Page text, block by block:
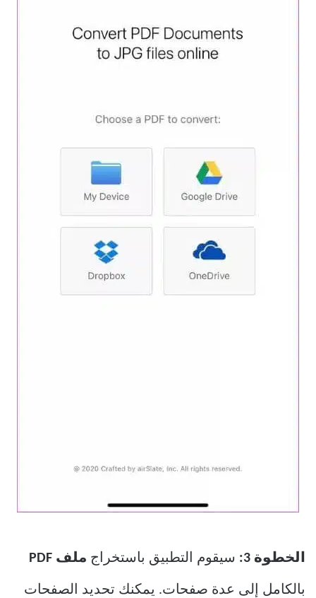
الخطوة 3: سيقوم التطبيق باستخراج ملف PDF
بالكامل إلى عدة صفحات. يمكنك تحديد الصفحات